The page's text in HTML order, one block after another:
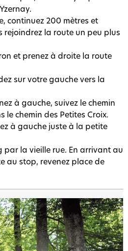
continuez 200 mètres et
rejoindrez la route un peu plus
et prenez à droite la route
sur votre gauche vers la
à gauche, suivez le chemin
chemin des Petites Croix.
à gauche juste à la petite
par la vieille rue. En arrivant au
au stop, revenez place de